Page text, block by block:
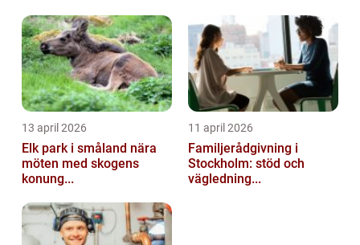
13 april 2026
Elk park i småland nära
möten med skogens
konung...
11 april 2026
Familjerådgivning i
Stockholm: stöd och
vägledning...